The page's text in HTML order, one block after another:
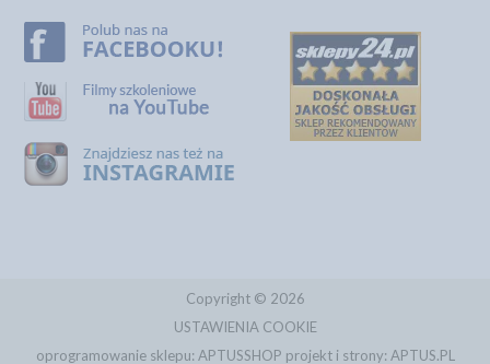
Copyright © 2026
USTAWIENIA COOKIE
oprogramowanie sklepu: APTUSSHOP projekt i strony: APTUS.PL